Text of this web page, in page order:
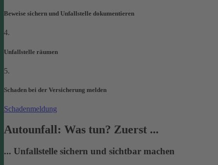
Beweise sichern und Unfallstelle dokumentieren
4.
Unfallstelle räumen
5.
Schaden bei der Versicherung melden
Schadenmeldung
Autounfall: Was tun? Zuerst ...
... Unfallstelle sichern und sichtbar machen